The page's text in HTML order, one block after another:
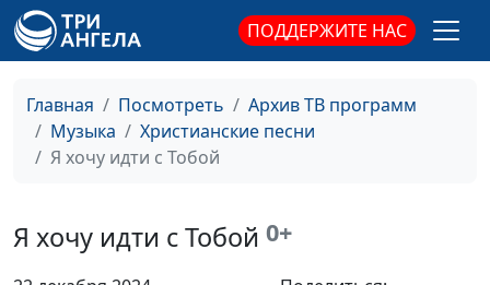
ПОДДЕРЖИТЕ НАС
Главная Посмотреть
Архив ТВ программ
Музыка
Христианские песни
Я хочу идти с Тобой
Я хочу идти с Тобой 0+
Умей прощать
Анна Клейнос #2142
Парфёнов (гитара)
Я отдаю себя Тебе,
Анна Клейнос
Блажен человек Анна Клейнос
Любовь и верность Анна Клейнос